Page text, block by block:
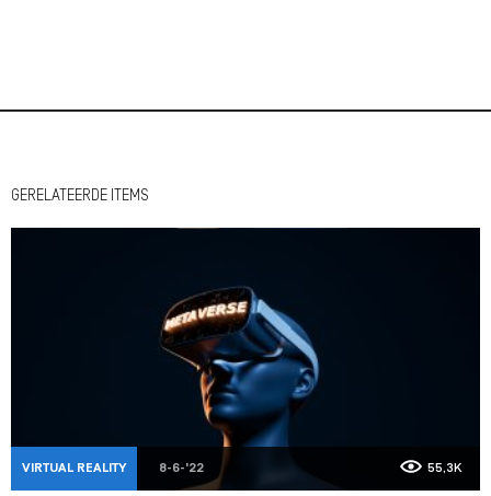
GERELATEERDE ITEMS
VIRTUAL REALITY 8-6-'22 55,3K